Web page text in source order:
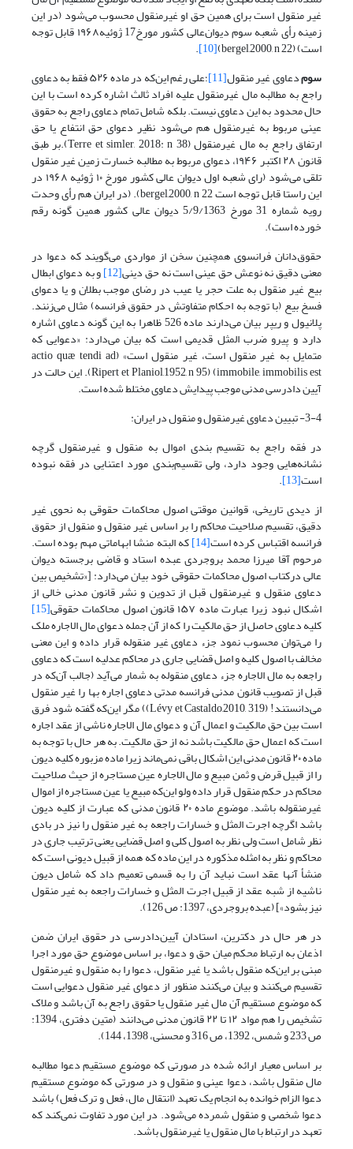
غیر منقول است برای همین حق او غیرمنقول محسوب می‌شود (در این
زمینه رأی شعبه سوم دیوان‌عالی کشور مورخ17 ژوئیه۱۹۶۸ قابل توجه
است) (bergel,2000, n 22) [10]
.
سومدعاوی غیر منقول[11] ؛علی رغم این‌که در ماده ۵۲۶ فقط به دعاوی
راجع به مطالبه مال غیرمنقول علیه افراد ثالث اشاره کرده است با این
حال محدود به این دعاوی نیست. بلکه شامل تمام دعاوی راجع به حقوق
عینی مربوط به غیرمنقول هم می‌شود نظیر دعوای حق انتفاع یا حق
ارتفاق راجع به مال غیرمنقول (Terre et simler, 2018: n 38).بر طبق
قانون ۲۸ اکتبر ۱۹۴۶، دعوای مربوط به مطالبه خسارت زمین غیر منقول
تلقی می‌شود (رای شعبه اول دیوان عالی کشور مورخ ۱۰ ژوئیه ۱۹۶۸ در
این راستا قابل توجه است bergel,2000, n 22). (در ایران هم رأی وحدت
رویه شماره 31 مورخ 5/9/1363 دیوان عالی کشور همین گونه رقم
خورده است).
حقوق‌دانان فرانسوی همچنین سخن از مواردی می‌گویند که دعوا در
معنی دقیق نه نوعش حق عینی است نه حق دینی[12] و به دعوای ابطال
بیع غیر منقول به علت حجر یا عیب در رضای موجب بطلان و یا دعوای
فسخ بیع (با توجه به احکام متفاوتش در حقوق فرانسه) مثال می‌زنند.
پلانیول و ریپر بیان می‌دارند ماده 526 ظاهرا به این گونه دعاوی اشاره
دارد و پیرو ضرب المثل قدیمی است که بیان می‌دارد: «دعوایی که
متمایل به غیر منقول است، غیر منقول است» (actio quæ tendi ad
immobile, immobilis est) (Ripert et Planiol,1952, n 95). این حالت در
آیین دادرسی مدنی موجب پیدایش دعاوی مختلط شده است.
3-4- تبیین دعاوی غیرمنقول و منقول در ایران:
در فقه راجع به تقسیم بندی اموال به منقول و غیرمنقول گرچه
نشانه‌هایی وجود دارد، ولی تقسیم‌بندی مورد اعتنایی در فقه نبوده
است[13]
.
از دیدی تاریخی، قوانین موقتی اصول محاکمات حقوقی به نحوی غیر
دقیق، تقسیم صلاحیت محاکم را بر اساس غیر منقول و منقول از حقوق
فرانسه اقتباس کرده است[14] که البته منشا ابهاماتی مهم بوده است.
مرحوم آقا میرزا محمد بروجردی عبده استاد و قاضی برجسته دیوان
عالی درکتاب اصول محاکمات حقوقی خود بیان می‌دارد: [«تشخیص بین
دعاوی منقول و غیرمنقول قبل از تدوین و نشر قانون مدنی خالی از
اشکال نبود زیرا عبارت ماده ۱۵۷ قانون اصول محاکمات حقوقی [15]
کلیه دعاوی حاصل از حق مالکیت را که از آن جمله دعوای مال الاجاره ملک
را می‌توان محسوب نمود جزء دعاوی غیر منقوله قرار داده و این معنی
مخالف با اصول کلیه و اصل قضایی جاری در محاکم عدلیه است که دعاوی
راجعه به مال الاجاره جزء دعاوی منقوله به شمار می‌آید (جالب آن‌که در
قبل از تصویب قانون مدنی فرانسه مدتی دعاوی اجاره بها را غیر منقول
می‌دانستند! (Lévy et Castaldo,2010, 319)) مگر این‌که گفته شود فرق
است بین حق مالکیت و اعمال آن و دعوای مال الاجاره ناشی از عقد اجاره
است که اعمال حق مالکیت باشد نه از حق مالکیت. به هر حال با توجه به
ماده ۲۰ قانون مدنی این اشکال باقی نمی‌ماند زیرا ماده مزبوره کلیه دیون
را از قبیل قرض و ثمن مبیع و مال الاجاره عین مستاجره از حیث صلاحیت
محاکم در حکم منقول قرار داده ولو این‌که مبیع یا عین مستاجره از اموال
غیرمنقوله باشد. موضوع ماده ۲۰ قانون مدنی که عبارت از کلیه دیون
باشد اگرچه اجرت المثل و خسارات راجعه به غیر منقول را نیز در بادی
نظر شامل است ولی نظر به اصول کلی و اصل قضایی یعنی ترتیب جاری در
محاکم و نظر به امثله مذکوره در این ماده که همه از قبیل دیونی است که
منشأ آنها عقد است نباید آن را به قسمی تعمیم داد که شامل دیون
ناشیه از شبه عقد از قبیل اجرت المثل و خسارات راجعه به غیر منقول
نیز بشود»] (عبده بروجردی، 1397: ص 126).
در هر حال در دکترین، استادان آیین‌دادرسی در حقوق ایران ضمن
اذعان به ارتباط محکم میان حق و دعوا، بر اساس موضوع حق مورد اجرا
مبنی بر این‌که منقول باشد یا غیر منقول، دعوا را به منقول و غیرمنقول
تقسیم می‌کنند و بیان می‌کنند منظور از دعوای غیر منقول دعوایی است
که موضوع مستقیم آن مال غیر منقول یا حقوق راجع به آن باشد و ملاک
تشخیص را هم مواد ۱۲ تا ۲۲ قانون مدنی می‌دانند (متین دفتری، 1394:
ص 233 و شمس، 1392، ص 316 و محسنی، 1398، 144).
بر اساس معیار ارائه شده در صورتی که موضوع مستقیم دعوا مطالبه
مال منقول باشد، دعوا عینی و منقول و در صورتی که موضوع مستقیم
دعوا الزام خوانده به انجام یک تعهد (انتقال مال، فعل و ترک فعل) باشد
دعوا شخصی و منقول شمرده می‌شود. در این مورد تفاوت نمی‌کند که
تعهد در ارتباط با مال منقول یا غیرمنقول باشد.